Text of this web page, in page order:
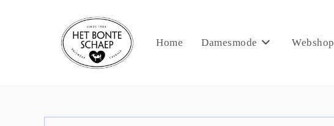
Home Damesmode Webshop